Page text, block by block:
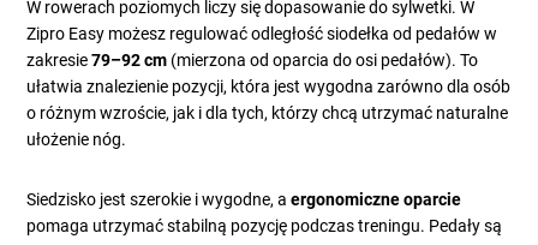
W rowerach poziomych liczy się dopasowanie do sylwetki. W
Zipro Easy możesz regulować odległość siodełka od pedałów w
zakresie79–92 cm (mierzona od oparcia do osi pedałów). To
ułatwia znalezienie pozycji, która jest wygodna zarówno dla osób
o różnym wzroście, jak i dla tych, którzy chcą utrzymać naturalne
ułożenie nóg.
Siedzisko jest szerokie i wygodne, aergonomiczne oparcie
pomaga utrzymać stabilną pozycję podczas treningu. Pedały są